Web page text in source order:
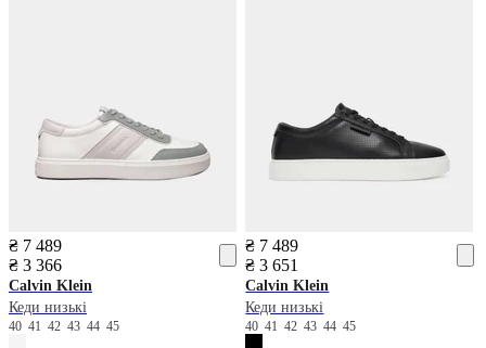
₴ 7 489
₴ 3 366
Calvin Klein
Кеди низькі
40 41 42 43 44 45
₴ 7 489
₴ 3 651
Calvin Klein
Кеди низькі
404142434445